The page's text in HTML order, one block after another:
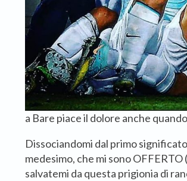
a Bare piace il dolore anche
Dissociandomi dal primo
medesimo, che mi sono
salvatemi da questa prigionia di